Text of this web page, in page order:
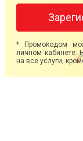
* Промокодом
личном кабинете.
на все услуги,